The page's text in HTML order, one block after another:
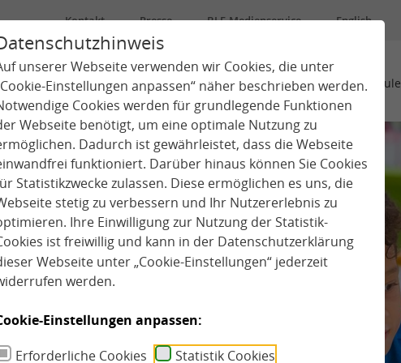
unserer Webseite verwenden wir Cookies, die unter
Einstellungen anpassen“ näher beschrieben werden.
Cookies werden für grundlegende Funktionen
Webseite benötigt, um eine optimale Nutzung zu
Dadurch ist gewährleistet, dass die Webseite
funktioniert. Darüber hinaus können Sie Cookies
Statistikzwecke zulassen. Diese ermöglichen es uns, die
stetig zu verbessern und Ihr Nutzererlebnis zu
Ihre Einwilligung zur Nutzung der Statistik-
ist freiwillig und kann in der Datenschutzerklärung
Webseite unter „Cookie-Einstellungen“ jederzeit
werden.
Einstellungen anpassen:
Erforderliche Cookies
Statistik Cookies
Kontakt Presse BLE-Medienservice English
Über uns Kindertagespflege Kita Schule